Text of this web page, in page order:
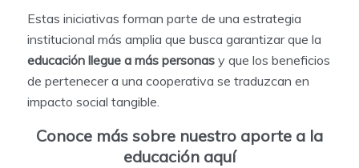
Estas iniciativas forman parte de una estrategia
institucional más amplia que busca garantizar que la
educación llegue a más personasy que los beneficios
de pertenecer a una cooperativa se traduzcan en
impacto social tangible.
Conoce más sobre nuestro aporte a la
educación aquí